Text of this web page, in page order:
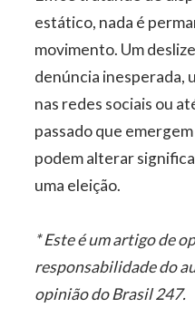
estático, nada é
movimento. Um
denúncia inesperada,
nas redes sociais ou
passado que
podem alterar
uma eleição.
* Este é um artigo de
responsabilidade do
opinião do Brasil 247.